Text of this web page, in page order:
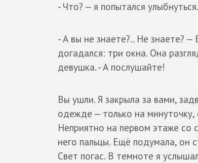
- Что? — я попытался улыбнуться.
- А вы не знаете?.. Не знаете?
догадался: три окна. Она
девушка. - А послушайте!
Вы ушли. Я закрыла за вами,
одежде — только на минуточку,
Неприятно на первом этаже со
него пальцы. Ещё подумала, он
Свет погас. В темноте я